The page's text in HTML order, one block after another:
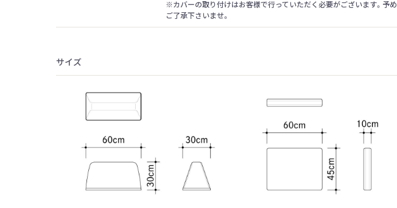
※カバーの取り付けはお客様で行っていただく必要がございます。予め
ご了承下さいませ。
サイズ